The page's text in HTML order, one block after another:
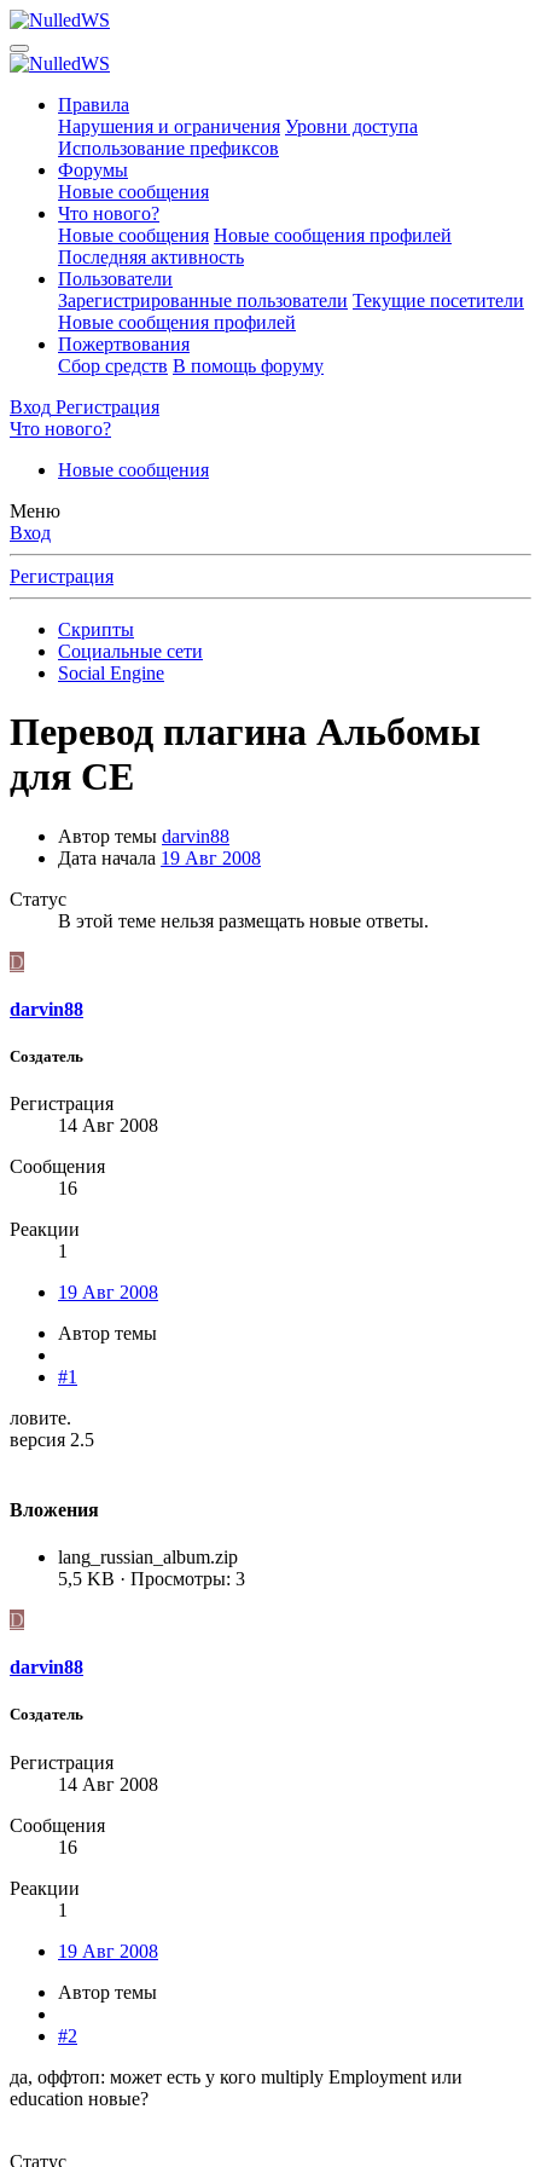
Правила
Нарушения и ограничения Уровни доступа
Использование префиксов
Форумы
Новые сообщения
Что нового?
Новые сообщения Новые сообщения профилей
Последняя активность
Пользователи
Зарегистрированные пользователи Текущие посетители
Новые сообщения профилей
Пожертвования
Сбор средств В помощь форуму
Вход Регистрация
Что нового?
Новые сообщения
Меню
Вход
Регистрация
Скрипты
Социальные сети
Social Engine
Перевод плагина Альбомы
для СЕ
Автор темы darvin88
Дата начала 19 Авг 2008
Статус
В этой теме нельзя размещать новые ответы.
D
darvin88
Создатель
Регистрация
14 Авг 2008
Сообщения
16
Реакции
1
19 Авг 2008
Автор темы
#1
ловите.
версия 2.5
Вложения
lang_russian_album.zip
5,5 KB · Просмотры: 3
D
darvin88
Создатель
Регистрация
14 Авг 2008
Сообщения
16
Реакции
1
19 Авг 2008
Автор темы
#2
да, оффтоп: может есть у кого multiply Employment или
education новые?
Статус